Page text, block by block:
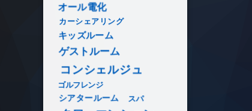
オール電化
カーシェアリング
キッズルーム
ゲストルーム
コンシェルジュ
ゴルフレンジ
シアタールーム スパ